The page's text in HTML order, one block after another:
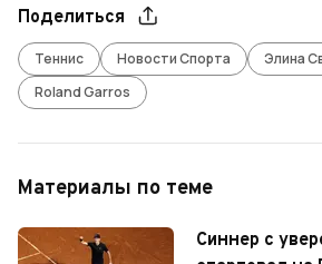
Поделиться
Теннис Новости Спорта
Элина
Roland Garros
Материалы по теме
Синнер с